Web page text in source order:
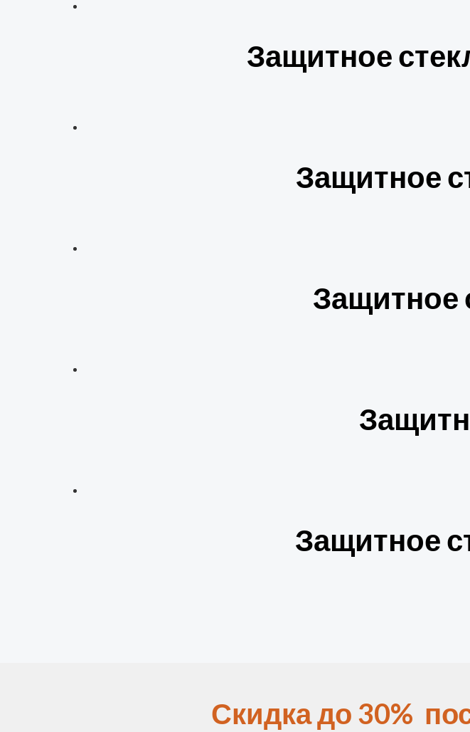
Защитное
Защитное
Защитное
Защитное
Скидка до 30%